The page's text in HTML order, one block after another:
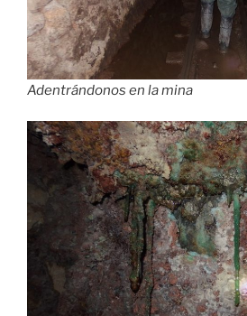
Adentrándonos en la mina